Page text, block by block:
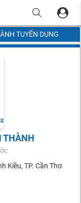
TUYỂN DỤNG
THÀNH
Kiều, TP. Cần Thơ